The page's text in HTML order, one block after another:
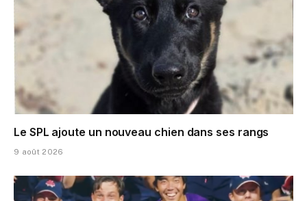
Le SPL ajoute un nouveau chien dans ses rangs
9 août 2026